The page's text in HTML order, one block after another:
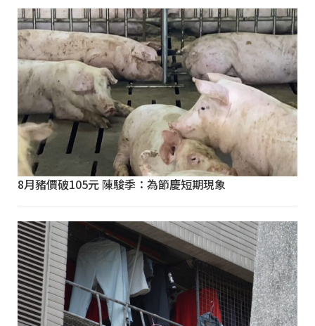
8月豬價破105元 陳駿季：為節慶短期現象